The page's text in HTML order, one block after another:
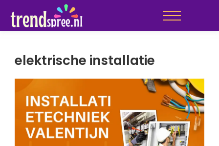
elektrische installatie